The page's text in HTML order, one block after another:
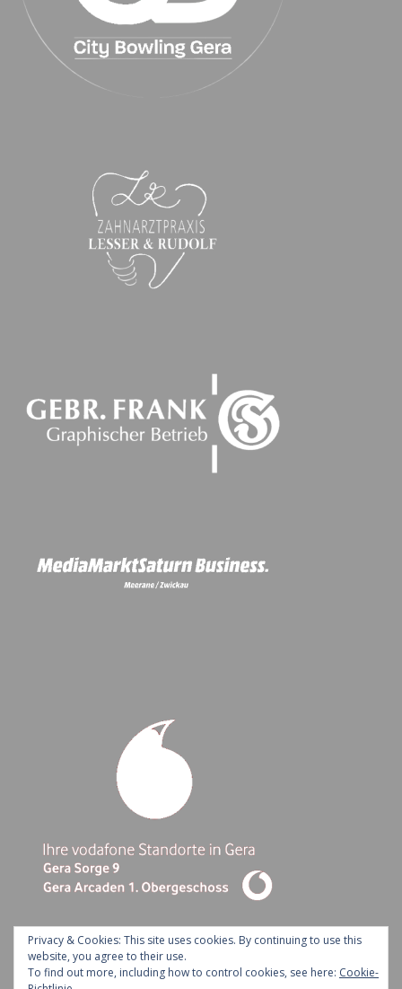
Ashe Theme by Royal-Flush - 2026 ©
Privacy & Cookies: This site uses cookies. By continuing to use this
website, you agree to their use.
To find out more, including how to control cookies, see here: Cookie-